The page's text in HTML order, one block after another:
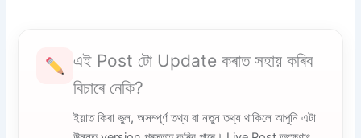
এই Post টো Update কৰাত সহায় কৰিব
বিচাৰে নেকি?
ইয়াত কিবা ভুল, অসম্পূৰ্ণ তথ্য বা নতুন তথ্য থাকিলে আপুনি এটা